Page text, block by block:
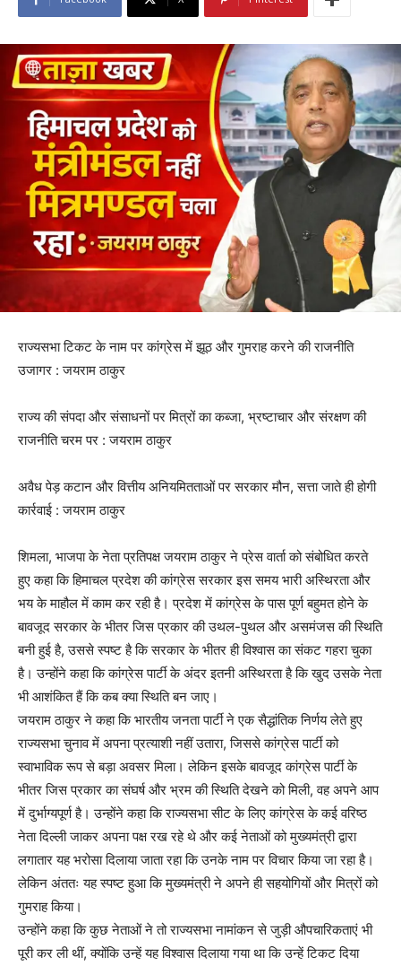
राज्यसभा टिकट के नाम पर कांग्रेस में झूठ और गुमराह करने की राजनीति
उजागर : जयराम ठाकुर
राज्य की संपदा और संसाधनों पर मित्रों का कब्जा, भ्रष्टाचार और संरक्षण की
राजनीति चरम पर : जयराम ठाकुर
अवैध पेड़ कटान और वित्तीय अनियमितताओं पर सरकार मौन, सत्ता जाते ही होगी
कार्रवाई : जयराम ठाकुर
शिमला, भाजपा के नेता प्रतिपक्ष जयराम ठाकुर ने प्रेस वार्ता को संबोधित करते
हुए कहा कि हिमाचल प्रदेश की कांग्रेस सरकार इस समय भारी अस्थिरता और
भय के माहौल में काम कर रही है। प्रदेश में कांग्रेस के पास पूर्ण बहुमत होने के
बावजूद सरकार के भीतर जिस प्रकार की उथल-पुथल और असमंजस की स्थिति
बनी हुई है, उससे स्पष्ट है कि सरकार के भीतर ही विश्वास का संकट गहरा चुका
है। उन्होंने कहा कि कांग्रेस पार्टी के अंदर इतनी अस्थिरता है कि खुद उसके नेता
भी आशंकित हैं कि कब क्या स्थिति बन जाए।
जयराम ठाकुर ने कहा कि भारतीय जनता पार्टी ने एक सैद्धांतिक निर्णय लेते हुए
राज्यसभा चुनाव में अपना प्रत्याशी नहीं उतारा, जिससे कांग्रेस पार्टी को
स्वाभाविक रूप से बड़ा अवसर मिला। लेकिन इसके बावजूद कांग्रेस पार्टी के
भीतर जिस प्रकार का संघर्ष और भ्रम की स्थिति देखने को मिली, वह अपने आप
में दुर्भाग्यपूर्ण है। उन्होंने कहा कि राज्यसभा सीट के लिए कांग्रेस के कई वरिष्ठ
नेता दिल्ली जाकर अपना पक्ष रख रहे थे और कई नेताओं को मुख्यमंत्री द्वारा
लगातार यह भरोसा दिलाया जाता रहा कि उनके नाम पर विचार किया जा रहा है।
लेकिन अंततः यह स्पष्ट हुआ कि मुख्यमंत्री ने अपने ही सहयोगियों और मित्रों को
गुमराह किया।
उन्होंने कहा कि कुछ नेताओं ने तो राज्यसभा नामांकन से जुड़ी औपचारिकताएं भी
पूरी कर ली थीं, क्योंकि उन्हें यह विश्वास दिलाया गया था कि उन्हें टिकट दिया